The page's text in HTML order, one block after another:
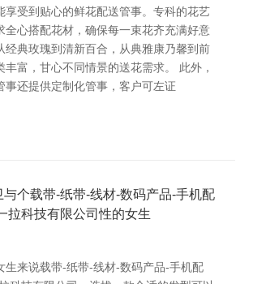
享受到贴心的鲜花配送管事。专科的花艺
全心搭配花材，确保每一束花齐充满好意
经典玫瑰到清新百合，从典雅康乃馨到前
丰富，甘心不同情景的送花需求。 此外，
事还提供定制化管事，客户可左证
个载带-纸带-线材-数码产品-手机配
拉科技有限公司性的女生
生来说载带-纸带-线材-数码产品-手机配